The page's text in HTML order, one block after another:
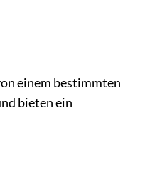
einem bestimmten
bieten ein